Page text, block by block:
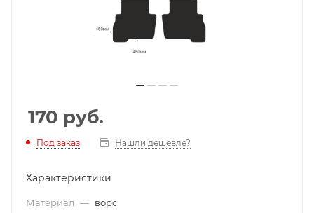
170 руб.
Под заказ Нашли дешевле?
Характеристики
Материал — ворс